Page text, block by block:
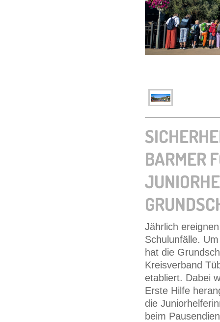
BARMER
Jährlich
Schulunfälle.
hat die
Kreisverband
etabliert. Dabei
Erste Hilfe
die
beim